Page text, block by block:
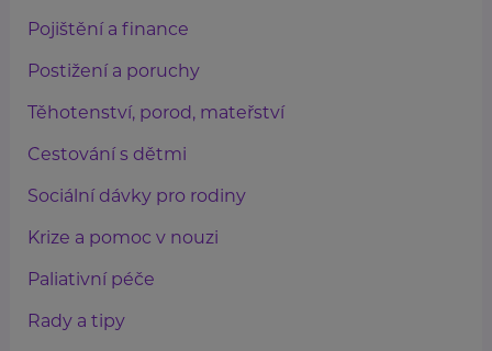
Pojištění a finance
Postižení a poruchy
Těhotenství, porod, mateřství
Cestování s dětmi
Sociální dávky pro rodiny
Krize a pomoc v nouzi
Paliativní péče
Rady a tipy